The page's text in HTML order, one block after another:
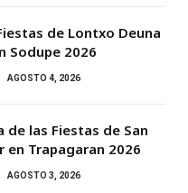
de Lontxo Deuna
Sodupe 2026
AGOSTO 4, 2026
de las Fiestas de San
en Trapagaran 2026
AGOSTO 3, 2026